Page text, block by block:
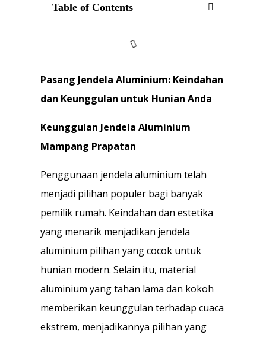
Table of Contents
Pasang Jendela Aluminium: Keindahan
dan Keunggulan untuk Hunian Anda
Keunggulan Jendela Aluminium
Mampang Prapatan
Penggunaan jendela aluminium telah
menjadi pilihan populer bagi banyak
pemilik rumah. Keindahan dan estetika
yang menarik menjadikan jendela
aluminium pilihan yang cocok untuk
hunian modern. Selain itu, material
aluminium yang tahan lama dan kokoh
memberikan keunggulan terhadap cuaca
ekstrem, menjadikannya pilihan yang